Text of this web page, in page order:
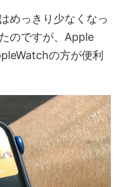
めっきり少なくなっ
のですが、Apple
の方が便利